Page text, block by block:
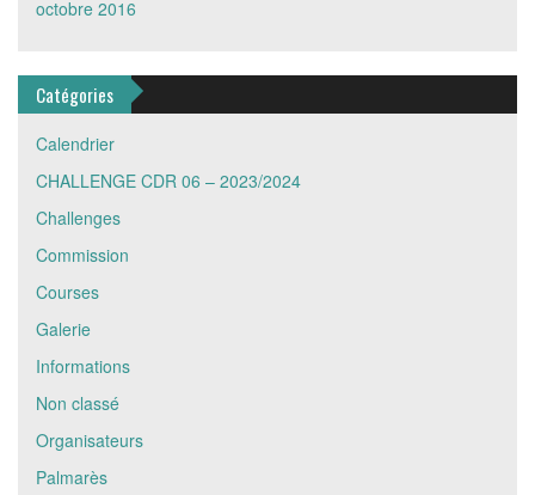
octobre 2016
Catégories
Calendrier
CHALLENGE CDR 06 – 2023/2024
Challenges
Commission
Courses
Galerie
Informations
Non classé
Organisateurs
Palmarès